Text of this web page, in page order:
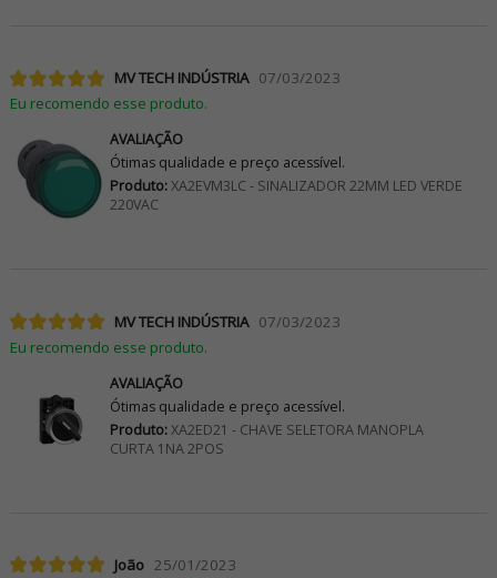
MV TECH INDÚSTRIA 07/03/2023
Eu recomendo esse produto.
AVALIAÇÃO
Ótimas qualidade e preço acessível.
Produto:XA2EVM3LC - SINALIZADOR 22MM LED VERDE
220VAC
MV TECH INDÚSTRIA 07/03/2023
Eu recomendo esse produto.
AVALIAÇÃO
Ótimas qualidade e preço acessível.
Produto:XA2ED21 - CHAVE SELETORA MANOPLA
CURTA 1NA 2POS
João 25/01/2023